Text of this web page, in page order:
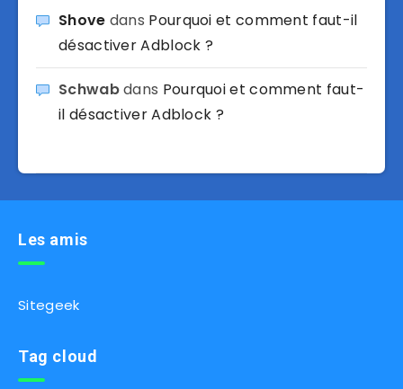
Shove dans Pourquoi et comment faut-il
désactiver Adblock ?
Schwabdans Pourquoi et comment faut-
il désactiver Adblock ?
Les amis
Sitegeek
Tag cloud